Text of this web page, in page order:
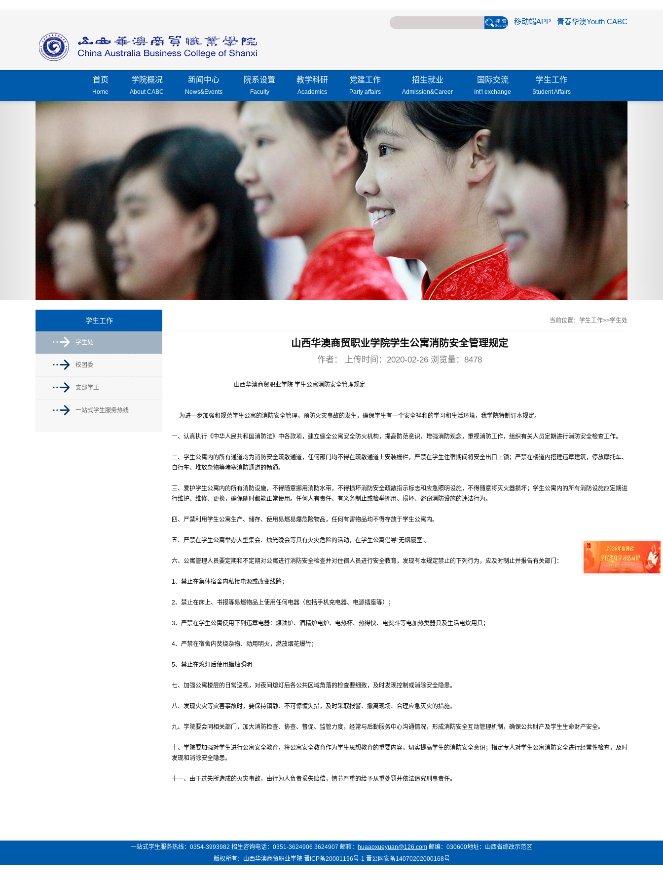
青春华澳Youth CABC
移动端APP
首页
Home
学院概况
About CABC
新闻中心
News&Events
院系设置
Faculty
教学科研
Academics
党建工作
Party affairs
招生就业
Admission&Career
国际交流
Int'l exchange
学生工作
Student Affairs
学生工作
学生处
校团委
支部学工
一站式学生服务热线
当前位置：学生工作>>学生处
山西华澳商贸职业学院学生公寓消防安全管理规定
作者： 上传时间：2020-02-26 浏览量：8478
山西华澳商贸职业学院 学生公寓消防安全管理规定
为进一步加强和规范学生公寓的消防安全管理，预防火灾事故的发生，确保学生有一个安全祥和的学习和生活环境，我学院特制订本规定。
一、认真执行《中华人民共和国消防法》中各款项，建立健全公寓安全防火机构，提高防范意识，增强消防观念，重视消防工作，组织有关人员定期进行消防安全检查工作。
二、学生公寓内的所有通道均为消防安全疏散通道，任何部门均不得在疏散通道上安装栅栏，严禁在学生住宿期间将安全出口上锁；严禁在楼道内搭建违章建筑，停放摩托车、
自行车、堆放杂物等堵塞消防通道的畅通。
三、爱护学生公寓内的所有消防设施，不得随意挪用消防水带，不得损坏消防安全疏散指示标志和应急照明设施，不得随意将灭火器损坏；学生公寓内的所有消防设施应定期进
行维护、维修、更换，确保随时都能正常使用。任何人有责任、有义务制止或检举挪用、损坏、盗窃消防设施的违法行为。
四、严禁利用学生公寓生产、储存、使用易燃易爆危险物品，任何有害物品均不得存放于学生公寓内。
五、严禁在学生公寓举办大型集会、烛光晚会等具有火灾危险的活动，在学生公寓倡导“无烟寝室”。
六、公寓管理人员要定期和不定期对公寓进行消防安全检查并对住宿人员进行安全教育，发现有本规定禁止的下列行为，应及时制止并报告有关部门：
1、禁止在集体宿舍内私接电源或改变线路；
2、禁止在床上、书报等易燃物品上使用任何电器（包括手机充电器、电源插座等）；
3、严禁在学生公寓使用下列违章电器：煤油炉、酒精炉电炉、电热杯、热得快、电熨斗等电加热类器具及生活电炊用具；
4、严禁在宿舍内焚烧杂物、动用明火，燃放烟花爆竹；
5、禁止在熄灯后使用蜡烛照明
七、加强公寓楼层的日常巡视，对夜间熄灯后各公共区域角落的检查要细致，及时发现控制或消除安全隐患。
八、发现火灾等灾害事故时，要保持镇静、不可惊慌失措，及时采取报警、撤离现场、合理应急灭火的措施。
九、学院要会同相关部门，加大消防检查、协查、督促、监管力度，经常与后勤服务中心沟通情况，形成消防安全互动管理机制，确保公共财产及学生生命财产安全。
十、学院要加强对学生进行公寓安全教育，将公寓安全教育作为学生思想教育的重要内容，切实提高学生的消防安全意识；指定专人对学生公寓消防安全进行经常性检查，及时
发现和消除安全隐患。
十一、由于过失所造成的火灾事故，由行为人负责损失赔偿，情节严重的给予从重处罚并依法追究刑事责任。
一站式学生服务热线： 0354-3993982 招生咨询电话： 0351-3624906 3624907 邮箱： huaaoxueyuan@126.com 邮编： 030600地址：山西省综改示范区
版权所有：
山西华澳商贸职业学院 晋ICP备20001196号-1 晋公网安备14070202000168号